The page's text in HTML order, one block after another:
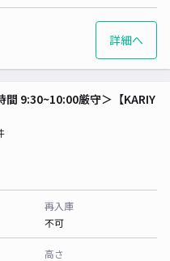
詳細へ
間 9:30~10:00厳守＞【KARIY
再入庫
不可
高さ